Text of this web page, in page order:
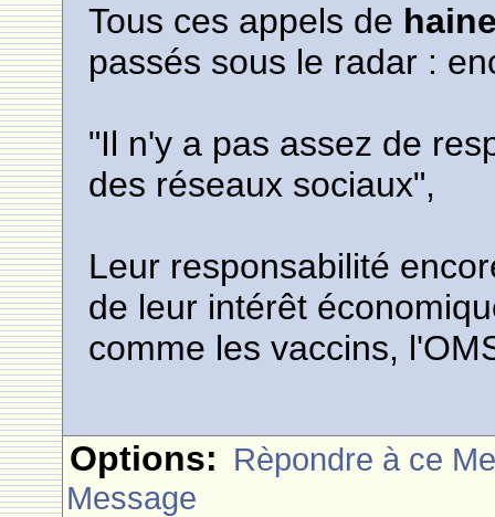
Tous ces appels de
passés sous le radar :
"Il n'y a pas assez de
des réseaux sociaux",
Leur responsabilité
de leur intérêt
comme les vaccins,
Options: Rèpondre à ce
Message